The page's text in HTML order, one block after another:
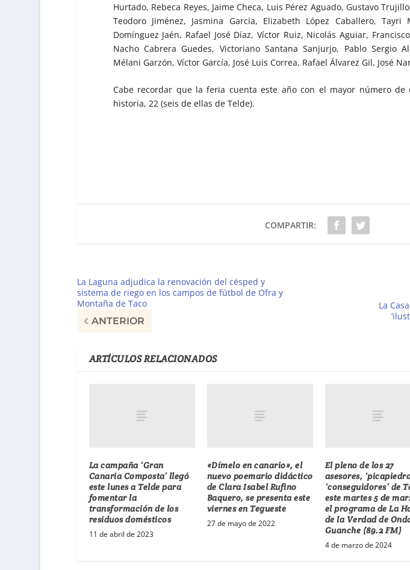
Hurtado, Rebeca Reyes, Jaime Checa, Luis Pérez Aguado, Gustavo
Teodoro Jiménez, Jasmina García, Elizabeth López Caballero, Tayri
Domínguez Jaén, Rafael José Díaz, Víctor Ruiz, Nicolás Aguiar,
Nacho Cabrera Guedes, Victoriano Santana Sanjurjo, Pablo Sergio
Mélani Garzón, Víctor García, José Luis Correa, Rafael Álvarez Gil, José
Cabe recordar que la feria cuenta este año con el mayor número
historia, 22 (seis de ellas de Telde).
COMPARTIR:
La Laguna adjudica la renovación del césped y
sistema de riego en los campos de fútbol de Ofra y
Montaña de Taco
ANTERIOR
La
ARTÍCULOS RELACIONADOS
La campaña ‘Gran
Canaria Composta’ llegó
este lunes a Telde para
fomentar la
transformación de los
residuos domésticos
11 de abril de 2023
«Dímelo en canario», el
nuevo poemario didáctico
de Clara Isabel Rufino
Baquero, se presenta este
viernes en Tegueste
27 de mayo de 2022
El pleno de los 27
asesores,
‘conseguidores’ de
este martes 5 de
el programa de La
de la Verdad de
Guanche (89.2 FM)
4 de marzo de 2024